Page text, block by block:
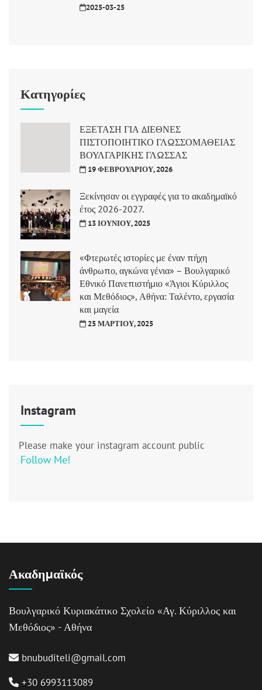
2025-03-25
Κατηγορίες
ΕΞΕΤΑΣΗ ΓΙΑ ΔΙΕΘΝΕΣ
ΠΙΣΤΟΠΟΙΗΤΙΚΟ ΓΛΩΣΣΟΜΑΘΕΙΑΣ
ΒΟΥΛΓΑΡΙΚΗΣ ΓΛΩΣΣΑΣ
19 ΦΕΒΡΟΥΑΡΊΟΥ, 2026
Ξεκίνησαν οι εγγραφές για το ακαδημαϊκό
έτος 2026-2027.
13 ΙΟΥΝΊΟΥ, 2025
«Φτερωτές ιστορίες με έναν πήχη
άνθρωπο, αγκώνα γένια» – Βουλγαρικό
Εθνικό Πανεπιστήμιο «Άγιοι Κύριλλος
και Μεθόδιος», Αθήνα: Ταλέντο, εργασία
και μαγεία
25 ΜΑΡΤΊΟΥ, 2025
Instagram
Please make your instagram account public
Follow Me!
Ακαδημαϊκός
Βουλγαρικό Κυριακάτικο Σχολείο «Αγ. Κύριλλος και
Μεθόδιος» - Αθήνα
bnubuditeli@gmail.com
+30 6993113089